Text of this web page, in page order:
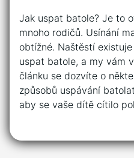
Jak uspat batole? Je to
mnoho rodičů. Usínání
obtížné. Naštěstí
uspat batole, a my vám
článku se dozvíte o
způsobů uspávání
aby se vaše dítě cítilo